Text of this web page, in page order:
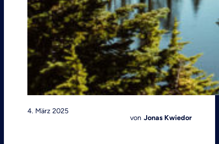
4. März 2025
von Jonas Kwiedor